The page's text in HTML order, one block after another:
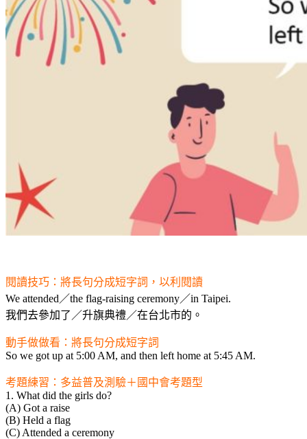
閱讀技巧：將長句分成短字詞，以利閱讀
We attended／the flag-raising ceremony／in Taipei.
我們去參加了／升旗典禮／在台北市的。
動手做做看：將長句分成短字詞
So we got up at 5:00 AM, and then left home at 5:45 AM.
考題練習：多益普及測驗＋國中會考題型
1. What did the girls do?
(A) Got a raise
(B) Held a flag
(C) Attended a ceremony